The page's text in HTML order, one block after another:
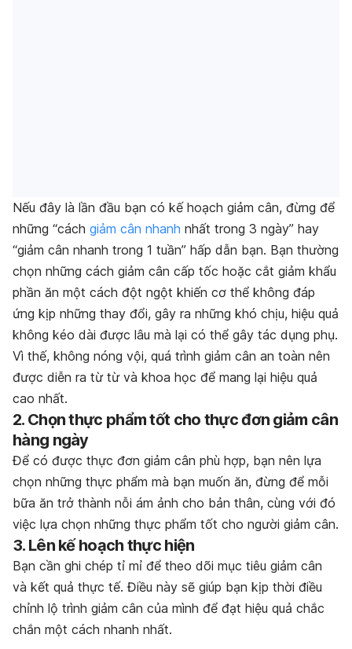
Nếu đây là lần đầu bạn có kế hoạch giảm cân, đừng để
những “cách giảm cân nhanh nhất trong 3 ngày” hay
“giảm cân nhanh trong 1 tuần” hấp dẫn bạn. Bạn thường
chọn những cách giảm cân cấp tốc hoặc cắt giảm khẩu
phần ăn một cách đột ngột khiến cơ thể không đáp
ứng kịp những thay đổi, gây ra những khó chịu, hiệu quả
không kéo dài được lâu mà lại có thể gây tác dụng phụ.
Vì thế, không nóng vội, quá trình giảm cân an toàn nên
được diễn ra từ từ và khoa học để mang lại hiệu quả
cao nhất.
2. Chọn thực phẩm tốt cho thực đơn giảm cân
hàng ngày
Để có được thực đơn giảm cân phù hợp, bạn nên lựa
chọn những thực phẩm mà bạn muốn ăn, đừng để mỗi
bữa ăn trở thành nỗi ám ảnh cho bản thân, cùng với đó
việc lựa chọn những thực phẩm tốt cho người giảm cân.
3. Lên kế hoạch thực hiện
Bạn cần ghi chép tỉ mỉ để theo dõi mục tiêu giảm cân
và kết quả thực tế. Điều này sẽ giúp bạn kịp thời điều
chỉnh lộ trình giảm cân của mình để đạt hiệu quả chắc
chắn một cách nhanh nhất.